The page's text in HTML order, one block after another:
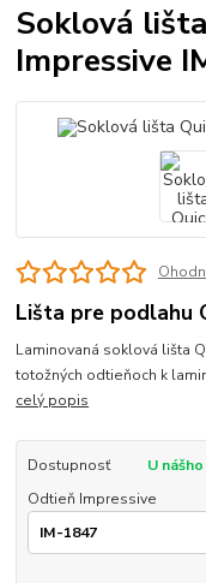
Soklová
Impressive
Lišta pre podlahu
Laminovaná soklová lišta
totožných odtieňoch k
celý popis
Dostupnosť
U
Odtieň Impressive